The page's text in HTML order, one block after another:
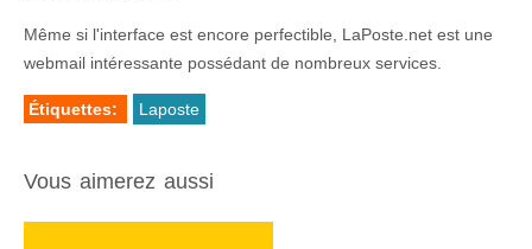
Même si l'interface est encore perfectible, LaPoste.net est une
webmail intéressante possédant de nombreux services.
Étiquettes: Laposte
Vous aimerez aussi